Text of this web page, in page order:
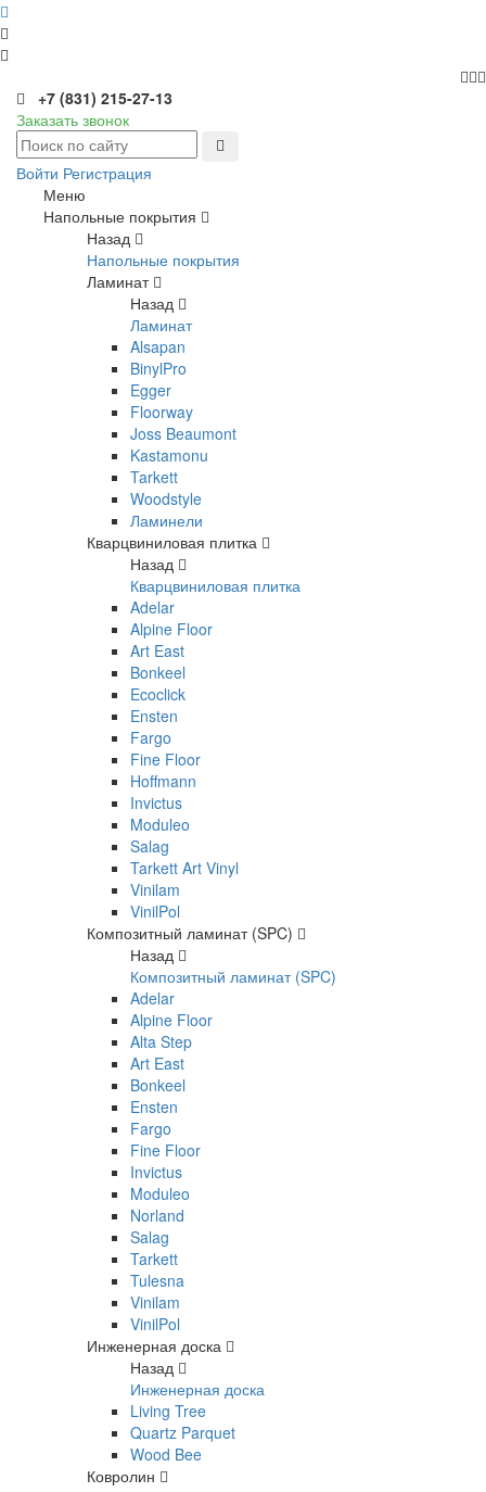
+7 (831) 215-27-13
Заказать звонок
Войти Регистрация
Меню
Напольные покрытия
Назад
Напольные покрытия
Ламинат
Назад
Ламинат
Alsapan
BinylPro
Egger
Floorway
Joss Beaumont
Kastamonu
Tarkett
Woodstyle
Ламинели
Кварцвиниловая плитка
Назад
Кварцвиниловая плитка
Adelar
Alpine Floor
Art East
Bonkeel
Ecoclick
Ensten
Fargo
Fine Floor
Hoffmann
Invictus
Moduleo
Salag
Tarkett Art Vinyl
Vinilam
VinilPol
Композитный ламинат (SPC)
Назад
Композитный ламинат (SPC)
Adelar
Alpine Floor
Alta Step
Art East
Bonkeel
Ensten
Fargo
Fine Floor
Invictus
Moduleo
Norland
Salag
Tarkett
Tulesna
Vinilam
VinilPol
Инженерная доска
Назад
Инженерная доска
Living Tree
Quartz Parquet
Wood Bee
Ковролин